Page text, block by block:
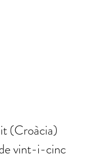
(Croàcia)
vint-i-cinc